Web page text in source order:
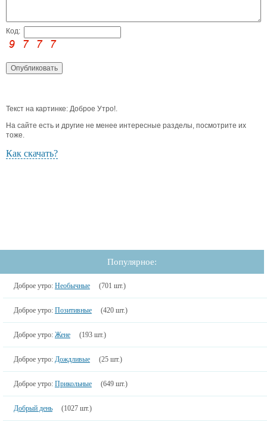
Код:
Текст на картинке: Доброе Утро!.
На сайте есть и другие не менее интересные разделы, посмотрите их
тоже.
Как скачать?
Популярное:
Доброе утро: Необычные (701 шт.)
Доброе утро: Позитивные (420 шт.)
Доброе утро: Жене (193 шт.)
Доброе утро: Дождливые (25 шт.)
Доброе утро: Прикольные (649 шт.)
Добрый день (1027 шт.)